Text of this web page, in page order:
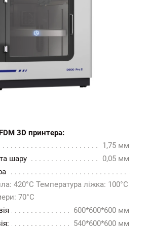
3D принтера:
1,75 мм
шару
0,05 мм
420°C Температура ліжка: 100°C
70°C
600*600*600 мм
540*600*600 мм